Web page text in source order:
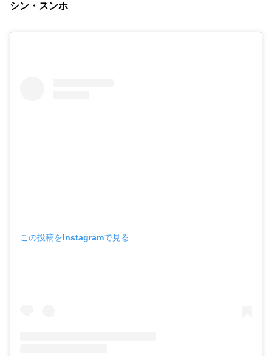
シン・スンホ
この投稿をInstagramで見る